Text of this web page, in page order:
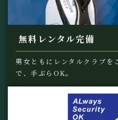
無料レンタル完備
男女ともにレンタルクラブを
で、手ぶらOK。